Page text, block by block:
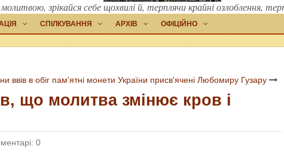
зрікайся себе щохвилі й, терплячи крайні озлоблення,
СПІЛКУВАННЯ АРХІВ ОФІЦІЙНО
ввів в обіг пам'ятні монети України присв'ячені Любомиру Гузару
що молитва змінює кров і
0